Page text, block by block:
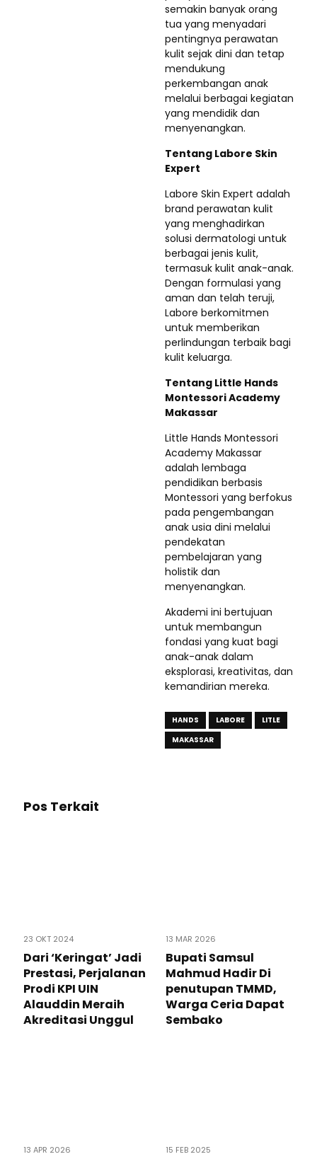
semakin banyak orang
tua yang menyadari
pentingnya perawatan
kulit sejak dini dan tetap
mendukung
perkembangan anak
melalui berbagai kegiatan
yang mendidik dan
menyenangkan.
Tentang Labore Skin
Expert
Labore Skin Expert adalah
brand perawatan kulit
yang menghadirkan
solusi dermatologi untuk
berbagai jenis kulit,
termasuk kulit anak-anak.
Dengan formulasi yang
aman dan telah teruji,
Labore berkomitmen
untuk memberikan
perlindungan terbaik bagi
kulit keluarga.
Tentang Little Hands
Montessori Academy
Makassar
Little Hands Montessori
Academy Makassar
adalah lembaga
pendidikan berbasis
Montessori yang berfokus
pada pengembangan
anak usia dini melalui
pendekatan
pembelajaran yang
holistik dan
menyenangkan.
Akademi ini bertujuan
untuk membangun
fondasi yang kuat bagi
anak-anak dalam
eksplorasi, kreativitas, dan
kemandirian mereka.
HANDS LABORE
LITLE
MAKASSAR
Pos Terkait
23 OKT 2024
Dari ‘Keringat’ Jadi
Prestasi, Perjalanan
Prodi KPI UIN
Alauddin Meraih
Akreditasi Unggul
13 MAR 2026
Bupati Samsul
Mahmud Hadir Di
penutupan TMMD,
Warga Ceria Dapat
Sembako
13 APR 2026 15 FEB 2025